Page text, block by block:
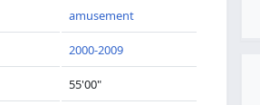
amusement
2000-2009
55'00"